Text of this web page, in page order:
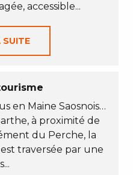
accessible...
SUITE
en Maine Saosnois…
à proximité de
du Perche, la
traversée par une